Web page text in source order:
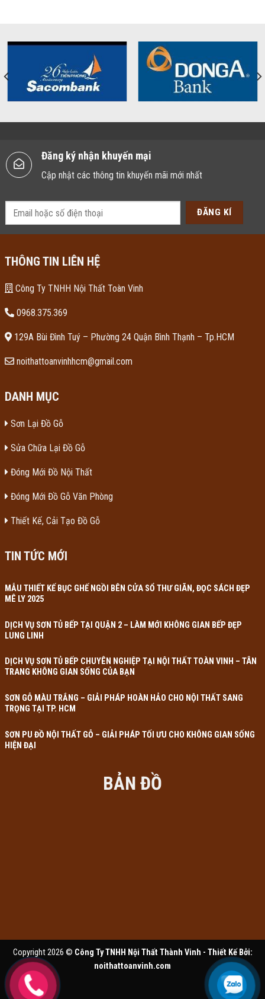
Đăng ký nhận khuyến mại
Cập nhật các thông tin khuyến mãi mới nhất
THÔNG TIN LIÊN HỆ
Công Ty TNHH Nội Thất Toàn Vinh
0968.375.369
129A Bùi Đình Tuý – Phường 24 Quận Bình Thạnh – Tp.HCM
noithattoanvinhhcm@gmail.com
DANH MỤC
Sơn Lại Đồ Gỗ
Sửa Chữa Lại Đồ Gỗ
Đóng Mới Đồ Nội Thất
Đóng Mới Đồ Gỗ Văn Phòng
Thiết Kế, Cải Tạo Đồ Gỗ
TIN TỨC MỚI
MẪU THIẾT KẾ BỤC GHẾ NGỒI BÊN CỬA SỔ THƯ GIÃN, ĐỌC SÁCH ĐẸP
MÊ LY 2025
DỊCH VỤ SƠN TỦ BẾP TẠI QUẬN 2 – LÀM MỚI KHÔNG GIAN BẾP ĐẸP
LUNG LINH
DỊCH VỤ SƠN TỦ BẾP CHUYÊN NGHIỆP TẠI NỘI THẤT TOÀN VINH – TÂN
TRANG KHÔNG GIAN SỐNG CỦA BẠN
SƠN GỖ MÀU TRẮNG – GIẢI PHÁP HOÀN HẢO CHO NỘI THẤT SANG
TRỌNG TẠI TP. HCM
SƠN PU ĐỒ NỘI THẤT GỖ – GIẢI PHÁP TỐI ƯU CHO KHÔNG GIAN SỐNG
HIỆN ĐẠI
BẢN ĐỒ
Copyright 2026 © Công Ty TNHH Nội Thất Thành Vinh - Thiết Kế Bởi:
noithattoanvinh.com